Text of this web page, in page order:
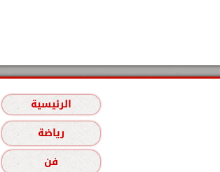
الرئيسية
رياضة
فن